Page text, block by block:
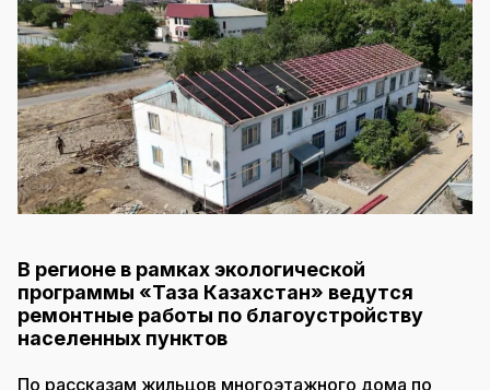
В регионе в рамках экологической
программы «Таза Казахстан» ведутся
ремонтные работы по благоустройству
населенных пунктов
По рассказам жильцов многоэтажного дома по